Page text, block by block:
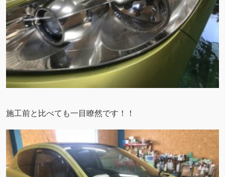
施工前と比べても一目瞭然です！！